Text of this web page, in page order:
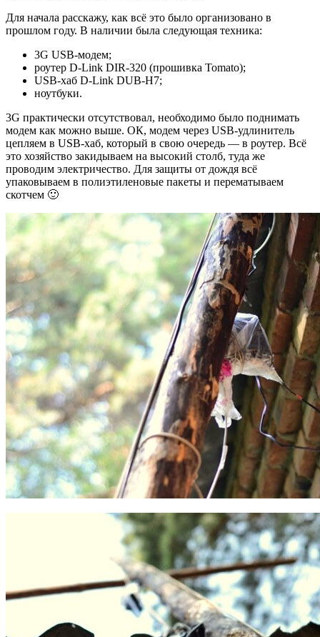
Для начала расскажу, как всё это было организовано в
прошлом году. В наличии была следующая техника:
3G USB-модем;
роутер D-Link DIR-320 (прошивка Tomato);
USB-хаб D-Link DUB-H7;
ноутбуки.
3G практически отсутствовал, необходимо было поднимать
модем как можно выше. ОК, модем через USB-удлинитель
цепляем в USB-хаб, который в свою очередь — в роутер. Всё
это хозяйство закидываем на высокий столб, туда же
проводим электричество. Для защиты от дождя всё
упаковываем в полиэтиленовые пакеты и перематываем
скотчем 🙂